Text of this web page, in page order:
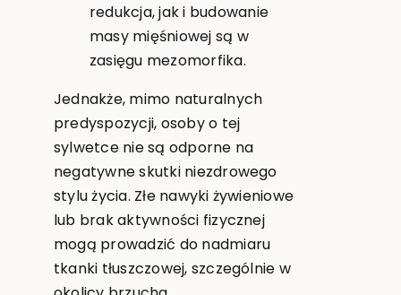
redukcja, jak i budowanie
masy mięśniowej są w
zasięgu mezomorfika.
Jednakże, mimo naturalnych
predyspozycji, osoby o tej
sylwetce nie są odporne na
negatywne skutki niezdrowego
stylu życia. Złe nawyki żywieniowe
lub brak aktywności fizycznej
mogą prowadzić do nadmiaru
tkanki tłuszczowej, szczególnie w